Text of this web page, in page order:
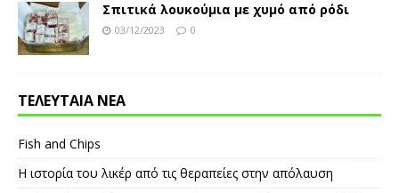
Σπιτικά λουκούμια με χυμό από ρόδι
03/12/2023 0
ΤΕΛΕΥΤΑΙΑ ΝΕΑ
Fish and Chips
Η ιστορία του λικέρ από τις θεραπείες στην απόλαυση